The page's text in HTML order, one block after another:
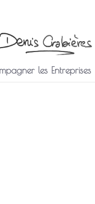
les Entreprises